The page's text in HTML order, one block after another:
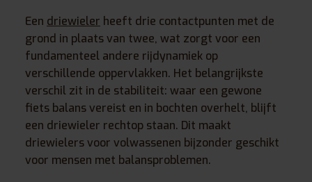
Een driewieler heeft drie contactpunten met de
grond in plaats van twee, wat zorgt voor een
fundamenteel andere rijdynamiek op
verschillende oppervlakken. Het belangrijkste
verschil zit in de stabiliteit: waar een gewone
fiets balans vereist en in bochten overhelt, blijft
een driewieler rechtop staan. Dit maakt
driewielers voor volwassenen bijzonder geschikt
voor mensen met balansproblemen.